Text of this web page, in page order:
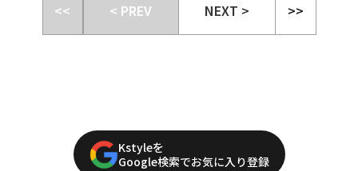
<< < PREV NEXT > >>
Kstyleを
Google検索でお気に入り登録